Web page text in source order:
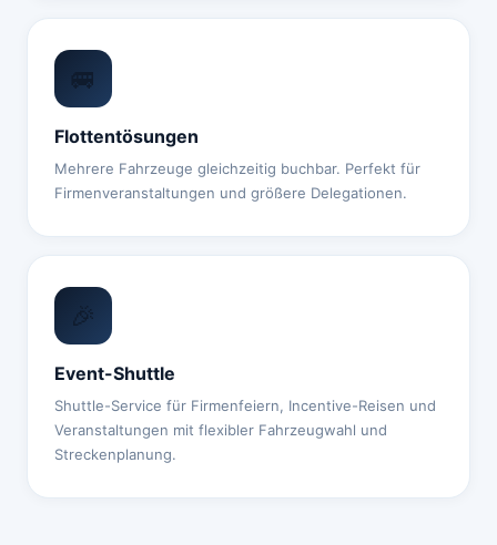
🚐
Flottentösungen
Mehrere Fahrzeuge gleichzeitig buchbar. Perfekt für
Firmenveranstaltungen und größere Delegationen.
🎉
Event-Shuttle
Shuttle-Service für Firmenfeiern, Incentive-Reisen und
Veranstaltungen mit flexibler Fahrzeugwahl und
Streckenplanung.